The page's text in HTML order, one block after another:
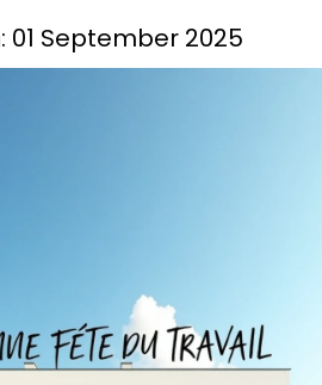
01 September 2025